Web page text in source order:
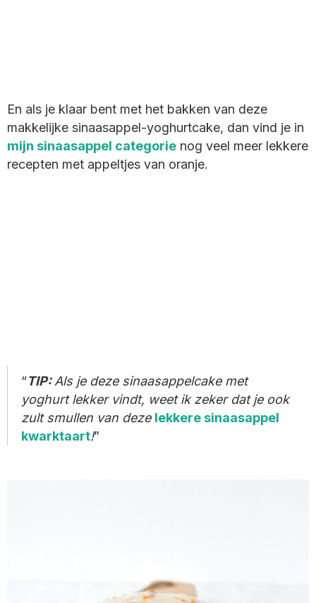
En als je klaar bent met het bakken van deze
makkelijke sinaasappel-yoghurtcake, dan vind je in
mijn sinaasappel categorie nog veel meer lekkere
recepten met appeltjes van oranje.
TIP:Als je deze sinaasappelcake met
yoghurt lekker vindt, weet ik zeker dat je ook
zult smullen van deze lekkere sinaasappel
kwarktaart!